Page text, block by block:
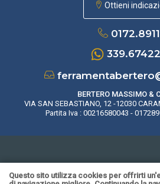
Ottieni
BERTERO MASSIMO &
VIA SAN SEBASTIANO, 12 -12030
Partita Iva : 00216580043 -
Cookie Policy| CONDIZIONI DI
Web|Area
Questo sito utilizza cookies per offrirti